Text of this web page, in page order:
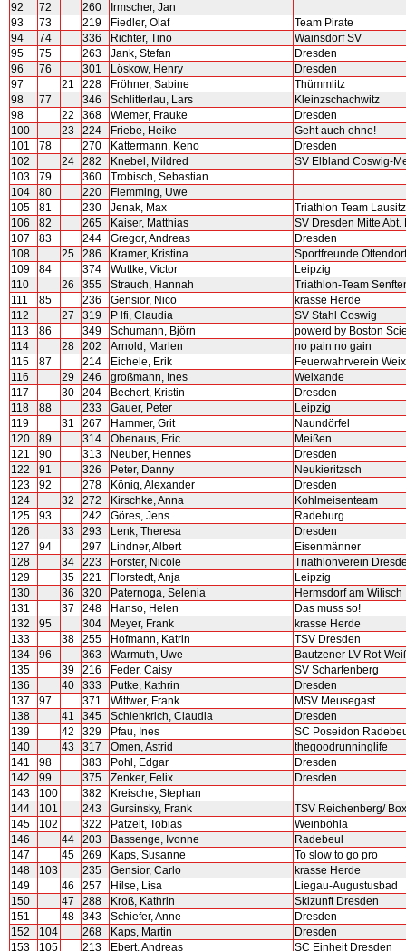
92
72 260
Irmscher, Jan
93
73 219 Fiedler, Olaf
Team Pirate
94
74 336 Richter, Tino
Wainsdorf SV
95
75 263 Jank, Stefan
Dresden
96
76 301 Löskow, Henry
Dresden
97
21 228 Fröhner, Sabine
Thümmlitz
98
77 346 Schlitterlau, Lars
Kleinzschachwitz
98
22 368 Wiemer, Frauke
Dresden
100
23 224 Friebe, Heike
Geht auch ohne!
101
78 270 Kattermann, Keno
Dresden
102
24 282 Knebel, Mildred
SV Elbland Coswig-
103
79 360
Trobisch, Sebastian
104
80 220
Flemming, Uwe
105
81 230 Jenak, Max
Triathlon Team Lausitz
106
82 265 Kaiser, Matthias
SV Dresden Mitte Abt.
107
83 244 Gregor, Andreas
Dresden
108
25 286 Kramer, Kristina
Sportfreunde
109
84 374 Wuttke, Victor
Leipzig
110
26 355 Strauch, Hannah
Triathlon-Team
111
85 236 Gensior, Nico
krasse Herde
112
27 319 P lfi, Claudia
SV Stahl Coswig
113
86 349 Schumann, Björn
powerd by Boston
114
28 202 Arnold, Marlen
no pain no gain
115
87 214 Eichele, Erik
Feuerwahrverein
116
29 246 großmann, Ines
Welxande
117
30 204 Bechert, Kristin
Dresden
118
88 233 Gauer, Peter
Leipzig
119
31 267 Hammer, Grit
Naundörfel
120
89 314 Obenaus, Eric
Meißen
121
90 313 Neuber, Hennes
Dresden
122
91 326 Peter, Danny
Neukieritzsch
123
92 278 König, Alexander
Dresden
124
32 272 Kirschke, Anna
Kohlmeisenteam
125
93 242 Göres, Jens
Radeburg
126
33 293 Lenk, Theresa
Dresden
127
94 297 Lindner, Albert
Eisenmänner
128
34 223 Förster, Nicole
Triathlonverein
129
35 221 Florstedt, Anja
Leipzig
130
36 320 Paternoga, Selenia
Hermsdorf am Wilisch
131
37 248 Hanso, Helen
Das muss so!
132
95 304 Meyer, Frank
krasse Herde
133
38 255 Hofmann, Katrin
TSV Dresden
134
96 363 Warmuth, Uwe
Bautzener LV Rot-
135
39 216 Feder, Caisy
SV Scharfenberg
136
40 333 Putke, Kathrin
Dresden
137
97 371 Wittwer, Frank
MSV Meusegast
138
41 345 Schlenkrich, Claudia
Dresden
139
42 329 Pfau, Ines
SC Poseidon
140
43 317 Omen, Astrid
thegoodrunninglife
141
98 383 Pohl, Edgar
Dresden
142
99 375 Zenker, Felix
Dresden
143
100 382
Kreische, Stephan
144
101 243 Gursinsky, Frank
TSV Reichenberg/
145
102 322 Patzelt, Tobias
Weinböhla
146
44 203 Bassenge, Ivonne
Radebeul
147
45 269 Kaps, Susanne
To slow to go pro
148
103 235 Gensior, Carlo
krasse Herde
149
46 257 Hilse, Lisa
Liegau-Augustusbad
150
47 288 Kroß, Kathrin
Skizunft Dresden
151
48 343 Schiefer, Anne
Dresden
152
104 268 Kaps, Martin
Dresden
153
105 213 Ebert, Andreas SC Einheit Dresden